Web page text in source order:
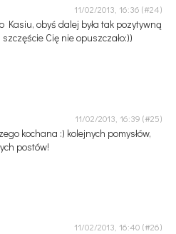
11/02/2013, 16:36
Kasiu, obyś dalej była tak pozytywną
Cię nie opuszczało:))
11/02/2013, 16:39
kochana :) kolejnych pomysłów,
postów!
11/02/2013, 16:40